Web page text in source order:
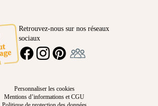
Retrouvez-nous sur nos réseaux
sociaux
FACEBOOKINSTAGRAMPINTEREST
Personnaliser les cookies
Mentions d’informations et CGU